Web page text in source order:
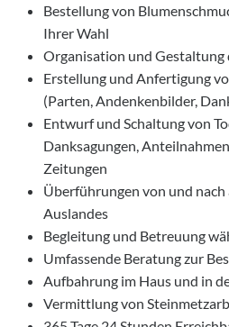
Bestellung von
Ihrer Wahl
Organisation und Gestaltung
Erstellung und Anfertigung
(Parten, Andenkenbilder,
Entwurf und Schaltung von
Danksagungen,
Zeitungen
Überführungen von und
Auslandes
Begleitung und Betreuung
Umfassende Beratung zur
Aufbahrung im Haus und in
Vermittlung von